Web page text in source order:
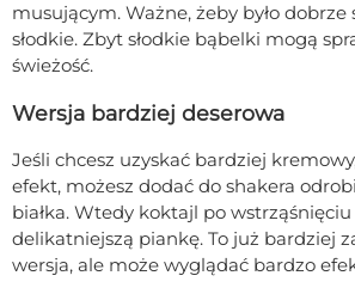
musującym. Ważne, żeby było dobrze
słodkie. Zbyt słodkie bąbelki mogą
świeżość.
Wersja bardziej deserowa
Jeśli chcesz uzyskać bardziej
efekt, możesz dodać do shakera
białka. Wtedy koktajl po
delikatniejszą piankę. To już bardziej
wersja, ale może wyglądać bardzo